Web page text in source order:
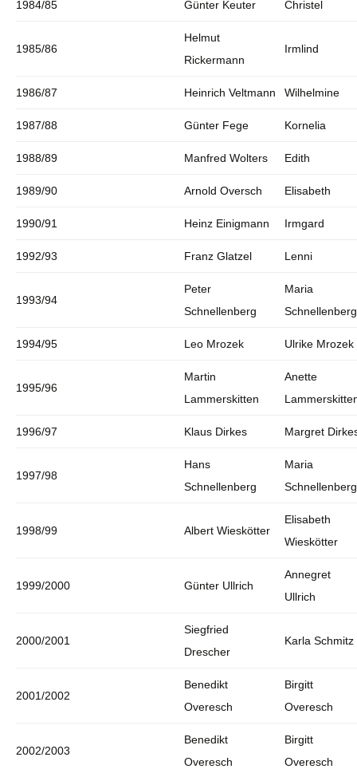
1984/85 Günter Keuter Christel
1985/86
Helmut
Rickermann
Irmlind
1986/87 Heinrich Veltmann Wilhelmine
1987/88 Günter Fege Kornelia
1988/89 Manfred Wolters Edith
1989/90 Arnold Oversch Elisabeth
1990/91 Heinz Einigmann Irmgard
1992/93 Franz Glatzel Lenni
1993/94
Peter
Schnellenberg
Maria
Schnellenberg
1994/95 Leo Mrozek Ulrike Mrozek
1995/96
Martin
Lammerskitten
Anette
1996/97 Klaus Dirkes Margret
1997/98
Hans
Schnellenberg
Maria
Schnellenberg
1998/99 Albert Wieskötter
Elisabeth
Wieskötter
1999/2000 Günter Ullrich
Annegret
Ullrich
2000/2001
Siegfried
Drescher
Karla Schmitz
2001/2002
Benedikt
Overesch
Birgitt
Overesch
2002/2003
Benedikt
Overesch
Birgitt
Overesch